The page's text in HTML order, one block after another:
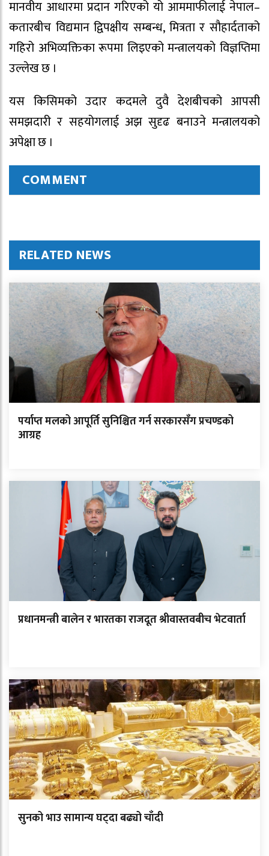
मानवीय आधारमा प्रदान गरिएको यो आममाफीलाई नेपाल–
कतारबीच विद्यमान द्विपक्षीय सम्बन्ध, मित्रता र सौहार्दताको
गहिरो अभिव्यक्तिका रूपमा लिइएको मन्त्रालयकाे विज्ञप्तिमा
उल्लेख छ ।
यस किसिमको उदार कदमले दुवै देशबीचको आपसी
समझदारी र सहयोगलाई अझ सुदृढ बनाउने मन्त्रालयको
अपेक्षा छ ।
COMMENT
RELATED NEWS
पर्याप्त मलको आपूर्ति सुनिश्चित गर्न सरकारसँग प्रचण्डको
आग्रह
प्रधानमन्त्री बालेन र भारतका राजदूत श्रीवास्तवबीच भेटवार्ता
सुनको भाउ सामान्य घट्दा बढ्यो चाँदी